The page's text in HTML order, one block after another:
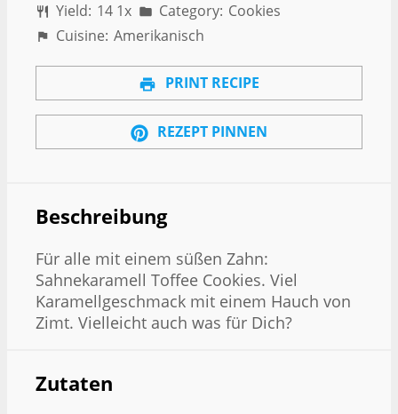
Yield: 14 1x Category: Cookies
Cuisine: Amerikanisch
PRINT RECIPE
REZEPT PINNEN
Beschreibung
Für alle mit einem süßen Zahn:
Sahnekaramell Toffee Cookies. Viel
Karamellgeschmack mit einem Hauch von
Zimt. Vielleicht auch was für Dich?
Zutaten